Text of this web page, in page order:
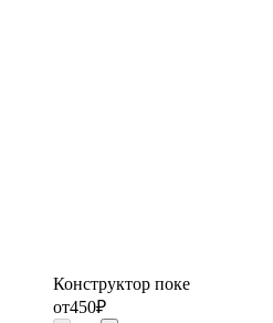
Конструктор поке
от450₽